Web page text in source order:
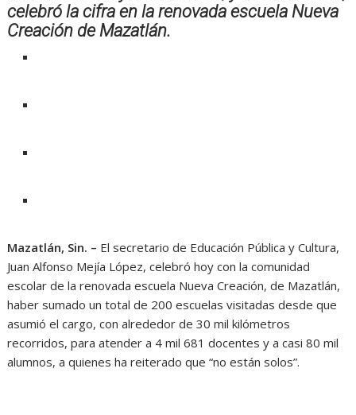
celebró la cifra en la renovada escuela Nueva
Creación de Mazatlán.
Mazatlán, Sin. – El secretario de Educación Pública y Cultura,
Juan Alfonso Mejía López, celebró hoy con la comunidad
escolar de la renovada escuela Nueva Creación, de Mazatlán,
haber sumado un total de 200 escuelas visitadas desde que
asumió el cargo, con alrededor de 30 mil kilómetros
recorridos, para atender a 4 mil 681 docentes y a casi 80 mil
alumnos, a quienes ha reiterado que “no están solos”.